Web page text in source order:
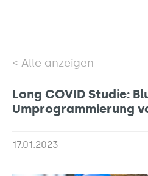
Alle anzeigen
Long COVID Studie:
Umprogrammierung
17.01.2023